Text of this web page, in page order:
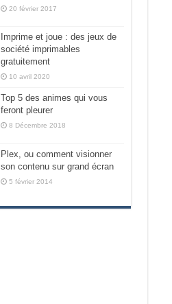
20 février 2017
Imprime et joue : des jeux de
société imprimables
gratuitement
10 avril 2020
Top 5 des animes qui vous
feront pleurer
8 Décembre 2018
Plex, ou comment visionner
son contenu sur grand écran
5 février 2014